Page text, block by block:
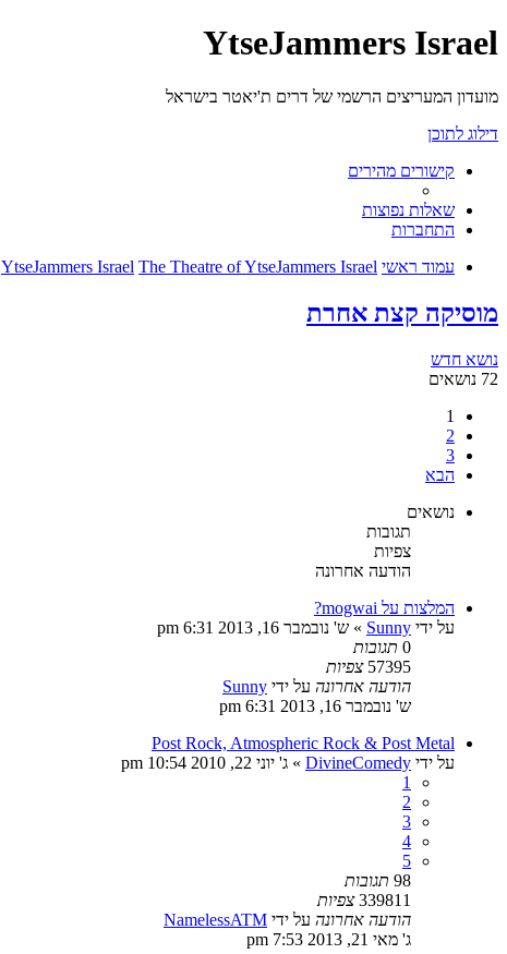
YtseJammers Israel
מועדון המעריצים הרשמי של דרים ת'יאטר בישראל
דילוג לתוכן
קישורים מהירים
שאלות נפוצות
התחברות
עמוד ראשי
YtseJammers Israel The Theatre of YtseJammers Israel
מוסיקה קצת אחרת
נושא חדש
72 נושאים
1
2
3
הבא
נושאים
תגובות
צפיות
הודעה אחרונה
המלצות על mogwai?
על ידי Sunny
» ש' נובמבר 16, 2013 6:31 pm
0 תגובות
57395 צפיות
הודעה אחרונה על ידי Sunny
ש' נובמבר 16, 2013 6:31 pm
Post Rock, Atmospheric Rock & Post Metal
על ידי DivineComedy
» ג' יוני 22, 2010 10:54 pm
1
2
3
4
5
98 תגובות
339811 צפיות
הודעה אחרונה על ידי NamelessATM
ג' מאי 21, 2013 7:53 pm